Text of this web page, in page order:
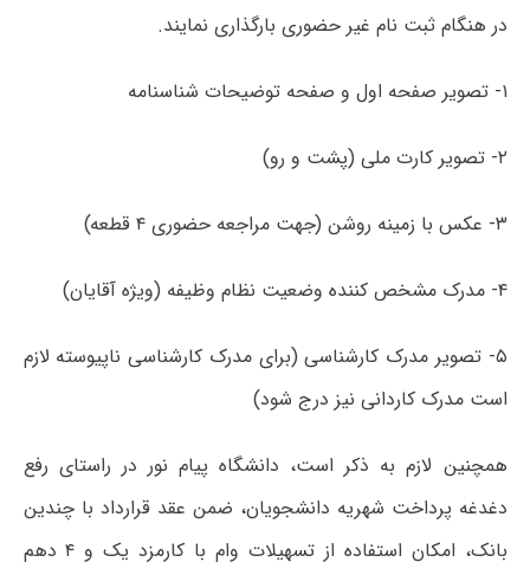
در هنگام ثبت نام غیر حضوری بارگذاری نمایند.
۱- تصویر صفحه اول و صفحه توضیحات شناسنامه
۲- تصویر کارت ملی (پشت و رو)
۳- عکس با زمینه روشن (جهت مراجعه حضوری ۴ قطعه)
۴- مدرک مشخص کننده وضعیت نظام وظیفه (ویژه آقایان)
۵- تصویر مدرک کارشناسی (برای مدرک کارشناسی ناپیوسته لازم
است مدرک کاردانی نیز درج شود)
همچنین لازم به ذکر است، دانشگاه پیام نور در راستای رفع
دغدغه پرداخت شهریه دانشجویان، ضمن عقد قرارداد با چندین
بانک، امکان استفاده از تسهیلات وام با کارمزد یک و ۴ دهم